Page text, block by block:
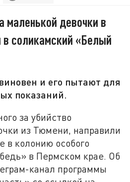
маленькой девочки в
соликамский «Белый
и его пытают для
показаний.
за убийство
из Тюмени, направили
в колонию особого
в Пермском крае. Об
канал программы